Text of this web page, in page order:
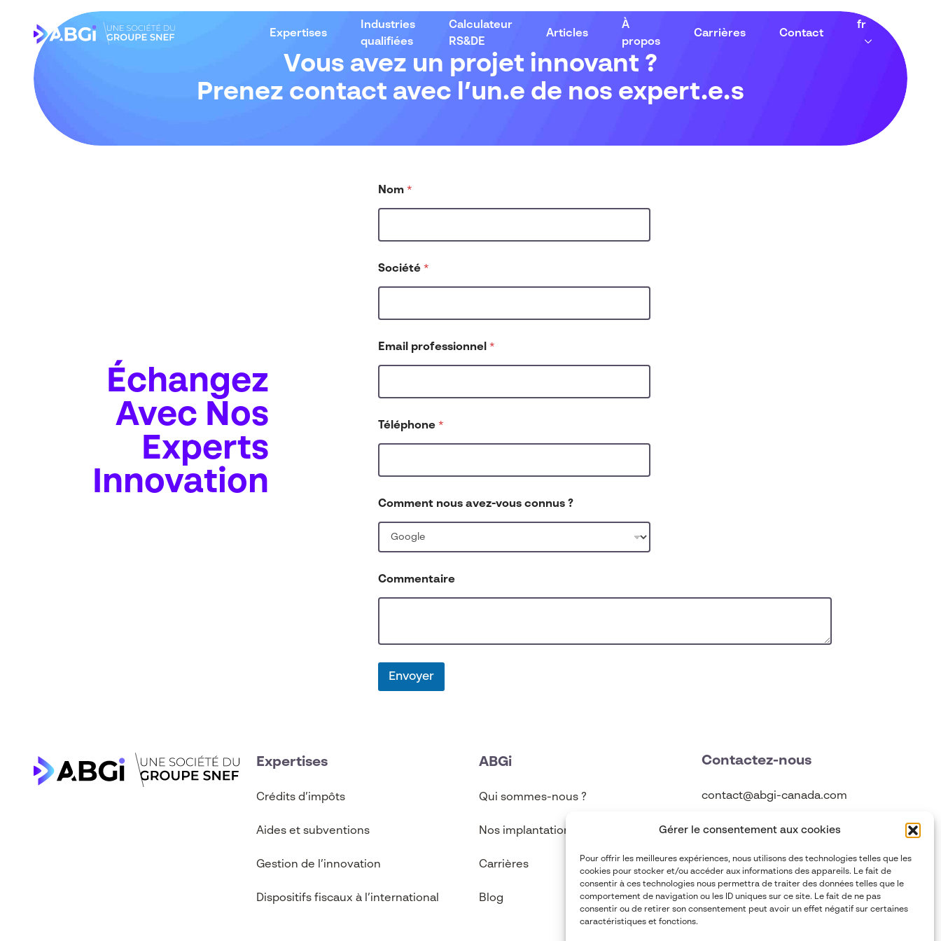
Gérer le consentement aux cookies
Pour offrir les meilleures expériences, nous utilisons des technologies telles que les
cookies pour stocker et/ou accéder aux informations des appareils. Le fait de
consentir à ces technologies nous permettra de traiter des données telles que le
comportement de navigation ou les ID uniques sur ce site. Le fait de ne pas
consentir ou de retirer son consentement peut avoir un effet négatif sur certaines
caractéristiques et fonctions.
Expertises
Industries
qualifiées
Calculateur
RS&DE
Articles
À
propos
Carrières Contact
fr
Vous avez un projet innovant ?
Prenez contact avec l’un.e de nos expert.e.s
Échangez
Avec Nos
Experts
Innovation
Nom *
Société *
*
S
t
é
Email professionnel *
Téléphone *
Comment nous avez-vous connus ?
Commentaire
Envoyer
Expertises
Crédits d’impôts
Aides et subventions
Gestion de l’innovation
Dispositifs fiscaux à l’international
ABGi
Qui sommes-nous ?
Nos implantations
Carrières
Blog
Contactez-nous
contact@abgi-canada.com
+1 514 495 6590
Suivez-nous